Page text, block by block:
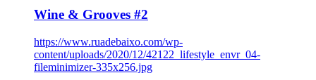
Wine & Grooves #2
https://www.ruadebaixo.com/wp-
content/uploads/2020/12/42122_lifestyle_envr_04-
fileminimizer-335x256.jpg